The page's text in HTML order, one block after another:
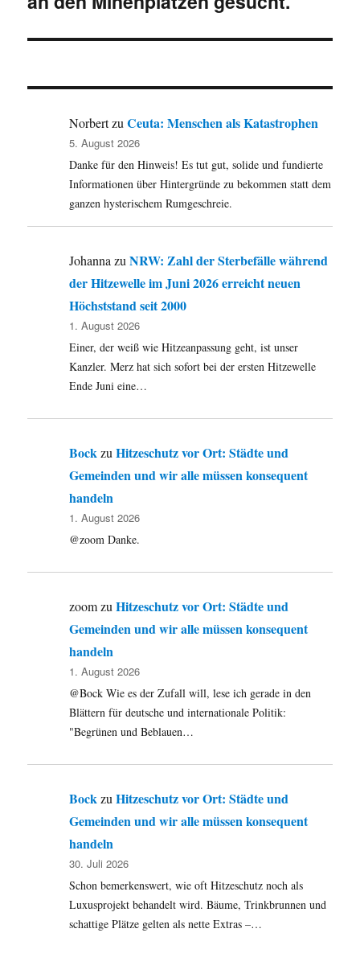
NorbertzuCeuta: Menschen als Katastrophen
5. August 2026
Danke für den Hinweis! Es tut gut, solide und fundierte
Informationen über Hintergründe zu bekommen statt dem
ganzen hysterischem Rumgeschreie.
Johanna zuNRW: Zahl der Sterbefälle während
der Hitzewelle im Juni 2026 erreicht neuen
Höchststand seit 2000
1. August 2026
Einer, der weiß wie Hitzeanpassung geht, ist unser
Kanzler. Merz hat sich sofort bei der ersten Hitzewelle
Ende Juni eine…
BockzuHitzeschutz vor Ort: Städte und
Gemeinden und wir alle müssen konsequent
handeln
1. August 2026
@zoom Danke.
zoomzuHitzeschutz vor Ort: Städte und
Gemeinden und wir alle müssen konsequent
handeln
1. August 2026
@Bock Wie es der Zufall will, lese ich gerade in den
Blättern für deutsche und internationale Politik:
"Begrünen und Beblauen…
BockzuHitzeschutz vor Ort: Städte und
Gemeinden und wir alle müssen konsequent
handeln
30. Juli 2026
Schon bemerkenswert, wie oft Hitzeschutz noch als
Luxusprojekt behandelt wird. Bäume, Trinkbrunnen und
schattige Plätze gelten als nette Extras –…